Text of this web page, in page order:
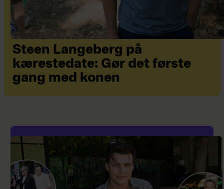
Steen Langeberg på
kærestedate: Gør det første
gang med konen